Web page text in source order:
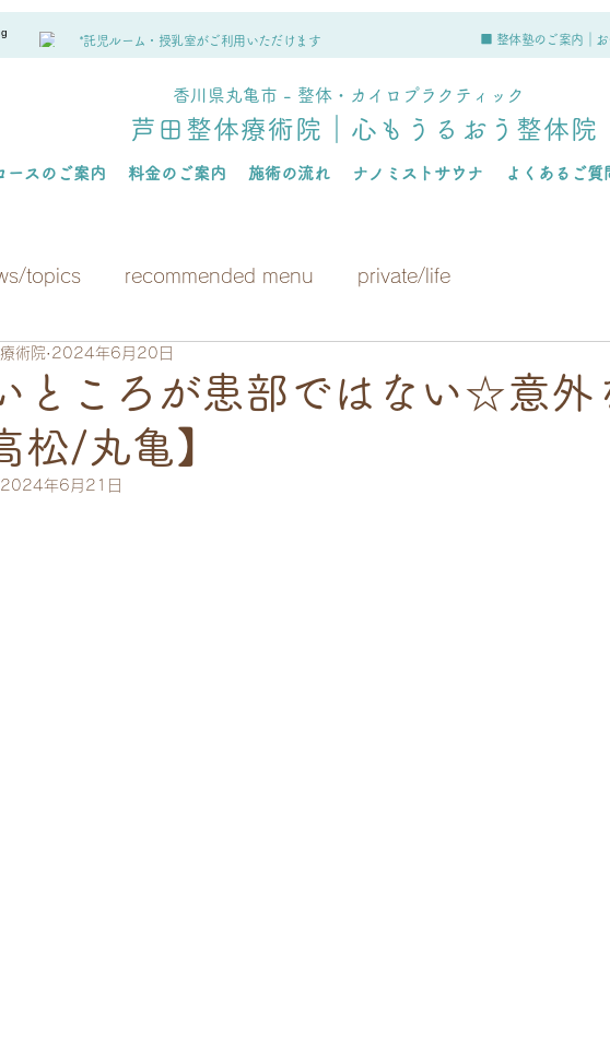
■ 整体塾のご案内｜
*託児ルーム・授乳室がご利用いただけます
香川県丸亀市 - 整体・カイロプラクティック
芦田整体療術院｜心もうるおう整体院
ースのご案内 料金のご案内 施術の流れ ナノミストサウナ よくあるご質
topics recommended menu private/life
ところが患部ではない☆意外
松/丸亀】
術院 2024年6月20日
2024年6月21日